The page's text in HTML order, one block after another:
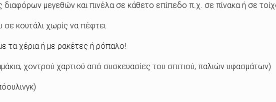
διαφόρων μεγεθών και πινέλα σε κάθετο επίπεδο π.χ. σε πίνακα ή σε
κουτάλι χωρίς να πέφτει
τα χέρια ή με ρακέτες ή ρόπαλο!
χοντρού χαρτιού από συσκευασίες του σπιτιού, παλιών υφασμάτων)